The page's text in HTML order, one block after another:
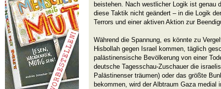
beistehen. Nach westlicher Logik ist genau
diese Taktik nicht geändert – in die Logik
Terrors und einer aktiven Aktion zur
Während die Spannung, es könnte zu
Hisbollah gegen Israel kommen, täglich
palästinensische Bevölkerung von einer
deutsche Tagesschau-Zuschauer die
Palästinenser träumen) oder das größte
bekommen, wird der Albtraum Gaza medial